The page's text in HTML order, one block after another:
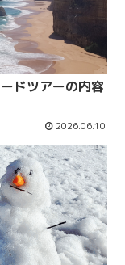
ドツアーの内容
2026.06.10